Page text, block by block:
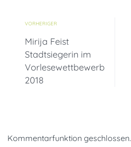
VORHERIGER
Mirija Feist
Stadtsiegerin im
Vorlesewettbewerb
2018
Kommentarfunktion geschlossen.